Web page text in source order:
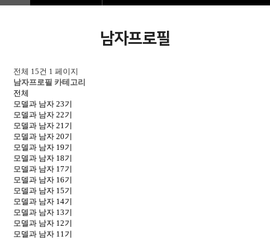
남자프로필
전체 15건 1 페이지
남자프로필 카테고리
전체
모델과 남자 23기
모델과 남자 22기
모델과 남자 21기
모델과 남자 20기
모델과 남자 19기
모델과 남자 18기
모델과 남자 17기
모델과 남자 16기
모델과 남자 15기
모델과 남자 14기
모델과 남자 13기
모델과 남자 12기
모델과 남자 11기